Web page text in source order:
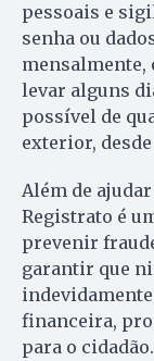
pessoais e
senha ou
mensalmente,
levar alguns
possível de
exterior,
Além de
Registrato é
prevenir
garantir que
financeira,
para o